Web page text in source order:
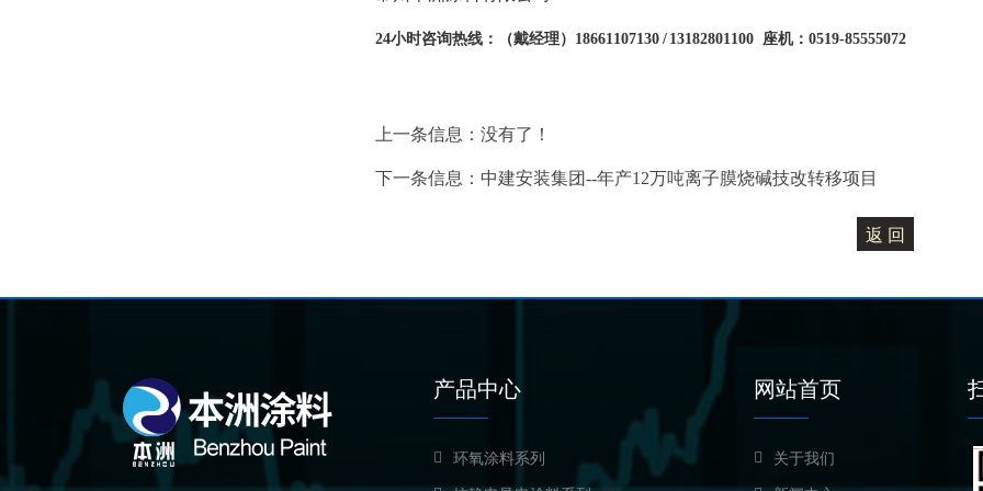
24小时咨询热线：（戴经理） 18661107130 / 13182801100 座机： 0519-85555072
上一条信息：没有了！
下一条信息： 中建安装集团--年产12万吨离子膜烧碱技改转移项目
产品中心
环氧涂料系列
网站首页
关于我们